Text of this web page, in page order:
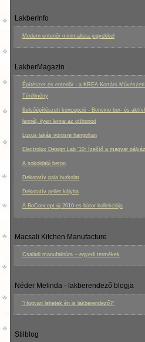
LakberInfo
Modern enteriőr minimalista jegyekkel
LakberMagazin
Építészet és enteriőr - a KREA Kortárs
Térélmény
Belsőépítészeti koncepció - Bonvino bor- és
lennél, ilyen lenne az otthonod
Luxus lakás vörösre hangoltan
Electrolux Design Lab ‘10: Ízelítő a magyar
A sokoldalú beton
Dekoratív pala burkolat
Dekoratív pellet kályha
A BoConcept új 2010-es bútor kollekciója
Macsali Kitchen Manufacture
Családi manufaktúra – egyedi termékek
Néder Melinda - lakberendező blogja
“Hogyan lehetek én is lakberendező?”
Stilblog